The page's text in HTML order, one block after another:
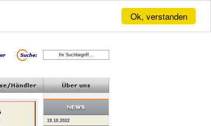
Ok, verstanden
19.10.2022